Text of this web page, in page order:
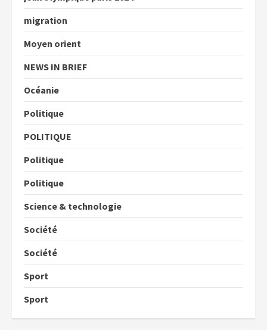
migration
Moyen orient
NEWS IN BRIEF
Océanie
Politique
POLITIQUE
Politique
Politique
Science & technologie
Société
Société
Sport
Sport